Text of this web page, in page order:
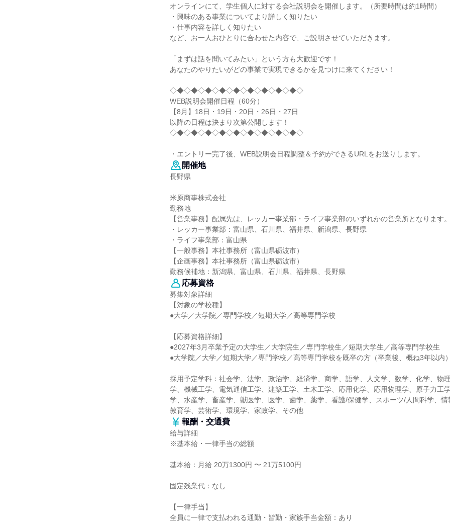
オンラインにて、学生個人に対する会社説明会を開催します。（所要時間は約1時間）
・興味のある事業についてより詳しく知りたい
・仕事内容を詳しく知りたい
など、お一人おひとりに合わせた内容で、ご説明させていただきます。
「まずは話を聞いてみたい」という方も大歓迎です！
あなたのやりたいがどの事業で実現できるかを見つけに来てください！
◇◆◇◆◇◆◇◆◇◆◇◆◇◆◇◆◇◆◇
WEB説明会開催日程（60分）
【8月】18日・19日・20日・26日・27日
以降の日程は決まり次第公開します！
◇◆◇◆◇◆◇◆◇◆◇◆◇◆◇◆◇◆◇
・エントリー完了後、WEB説明会日程調整＆予約ができるURLをお送りします。
開催地
長野県
米原商事株式会社
勤務地
【営業事務】配属先は、レッカー事業部・ライフ事業部のいずれかの営業所となります。
・レッカー事業部：富山県、石川県、福井県、新潟県、長野県
・ライフ事業部：富山県
【一般事務】本社事務所（富山県砺波市）
【企画事務】本社事務所（富山県砺波市）
勤務候補地：新潟県、富山県、石川県、福井県、長野県
応募資格
募集対象詳細
【対象の学校種】
●大学／大学院／専門学校／短期大学／高等専門学校
【応募資格詳細】
●2027年3月卒業予定の大学生／大学院生／専門学校生／短期大学生／高等専門学校生
●大学院／大学／短期大学／専門学校／高等専門学校を既卒の方（卒業後、概ね3年以内）
採用予定学科：社会学、法学、政治学、経済学、商学、語学、人文学、数学、化学、物
学、機械工学、電気通信工学、建築工学、土木工学、応用化学、応用物理学、原子力工
学、水産学、畜産学、獣医学、医学、歯学、薬学、看護/保健学、スポーツ/人間科学、情
教育学、芸術学、環境学、家政学、その他
報酬・交通費
給与詳細
※基本給・一律手当の総額
基本給：月給 20万1300円 〜 21万5100円
固定残業代：なし
【一律手当】
全員に一律で支払われる通勤・皆勤・家族手当金額：あり